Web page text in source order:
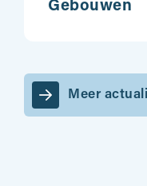
Gebouwen
Meer